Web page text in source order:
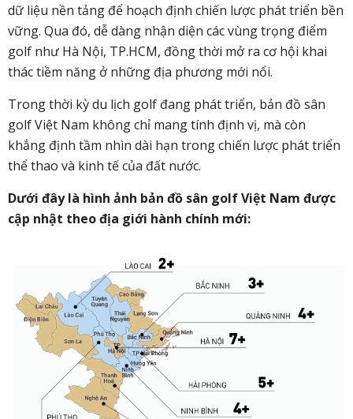
dữ liệu nền tảng để hoạch định chiến lược phát triển bền
vững. Qua đó, dễ dàng nhận diện các vùng trọng điểm
golf như Hà Nội, TP.HCM, đồng thời mở ra cơ hội khai
thác tiềm năng ở những địa phương mới nổi.
Trong thời kỳ du lịch golf đang phát triển, bản đồ sân
golf Việt Nam không chỉ mang tính định vị, mà còn
khẳng định tầm nhìn dài hạn trong chiến lược phát triển
thể thao và kinh tế của đất nước.
Dưới đây là hình ảnh bản đồ sân golf Việt Nam được
cập nhật theo địa giới hành chính mới: